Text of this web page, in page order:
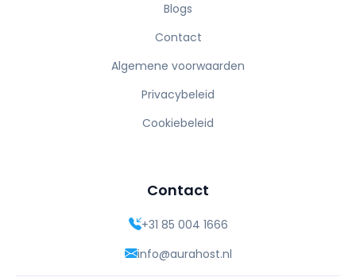
Blogs
Contact
Algemene voorwaarden
Privacybeleid
Cookiebeleid
contact
+31 85 004 1666
info@aurahost.nl